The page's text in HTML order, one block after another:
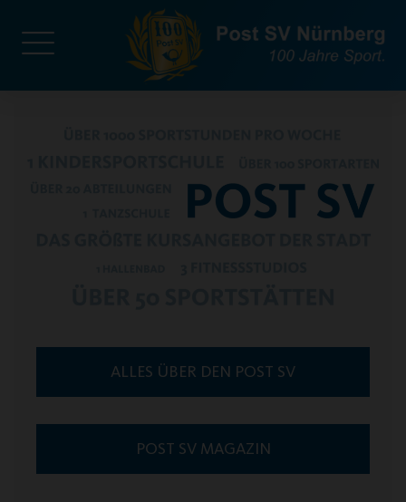
ALLES ÜBER DEN POST SV
POST SV MAGAZIN